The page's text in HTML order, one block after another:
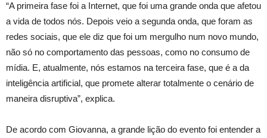
“A primeira fase foi a Internet, que foi uma grande onda que afetou
a vida de todos nós. Depois veio a segunda onda, que foram as
redes sociais, que ele diz que foi um mergulho num novo mundo,
não só no comportamento das pessoas, como no consumo de
mídia. E, atualmente, nós estamos na terceira fase, que é a da
inteligência artificial, que promete alterar totalmente o cenário de
maneira disruptiva”, explica.
De acordo com Giovanna, a grande lição do evento foi entender a